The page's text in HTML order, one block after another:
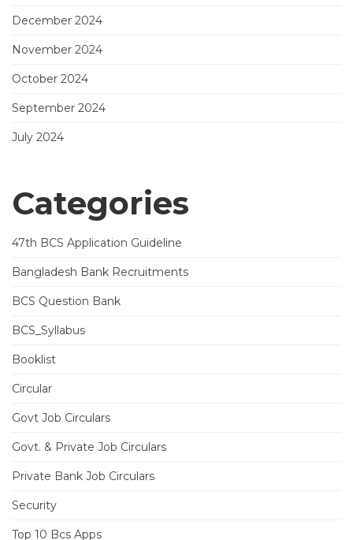
December 2024
November 2024
October 2024
September 2024
July 2024
Categories
47th BCS Application Guideline
Bangladesh Bank Recruitments
BCS Question Bank
BCS_Syllabus
Booklist
Circular
Govt Job Circulars
Govt. & Private Job Circulars
Private Bank Job Circulars
Security
Top 10 Bcs Apps